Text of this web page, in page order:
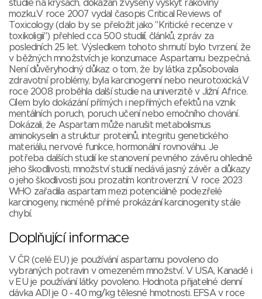
studie na krysách, dokázán zvýšený výskyt rakoviny
mozku.V roce 2007 vydal časopis Critical Reviews of
Toxicology (dalo by se přeložit jako "Kritické recenze v
toxikoligii") přehled cca 500 studiíí, článků, zpráv za
posledních 25 let. Výsledkem tohoto shrnutí bylo tvrzení, že
v běžných množstvích je konzumace Aspartamu bezpečná.
Není důvěryhodný důkaz o tom, že by látka způsobovala
zdravotní problémy, byla karcinogenní nebo neurotoxická.V
roce 2008 proběhla další studie na univerzitě v Jižní Africe.
Cílem bylo dokázání přímých i nepřímých efektů na vznik
mentálních poruch, poruch učení nebo emočního chování.
Dokázali, že Aspartam může narušit metabolismus
aminokyselin a struktur proteinů, integritu genetického
materiálu, nervové funkce, hormonální rovnováhu. Je
potřeba dalších studií ke stanovení pevného závěru ohledně
jeho škodlivosti, množství studií nedává jasný závěr a důkazy
o jeho škodlivosti jsou prozatím kontroverzní. V roce 2023
WHO zařadila aspartam mezi potenciálně podezřelé
karcinogeny, nicméně přímé prokázání karcinogenity stále
chybí.
Doplňující informace
V ČR (celé EU) je používání aspartamu povoleno do
vybraných potravin v omezeném množství. V USA, Kanadě i
v EU je používání látky povoleno. Hodnota přijatelné denní
dávka ADI je 0 - 40 mg/kg tělesné hmotnosti. EFSA v roce